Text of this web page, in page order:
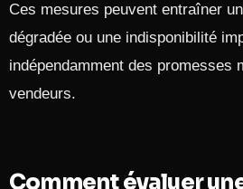
Ces mesures peuvent entraîner
dégradée ou une indisponibilité
indépendamment des promesses
vendeurs.
Comment évaluer